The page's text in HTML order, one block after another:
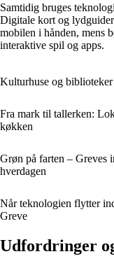
Samtidig bruges
Digitale kort og
mobilen i hånden, mens
interaktive spil og apps.
Kulturhuse og
Fra mark til tallerken:
køkken
Grøn på farten – Greves
hverdagen
Når teknologien flytter
Greve
Udfordringer